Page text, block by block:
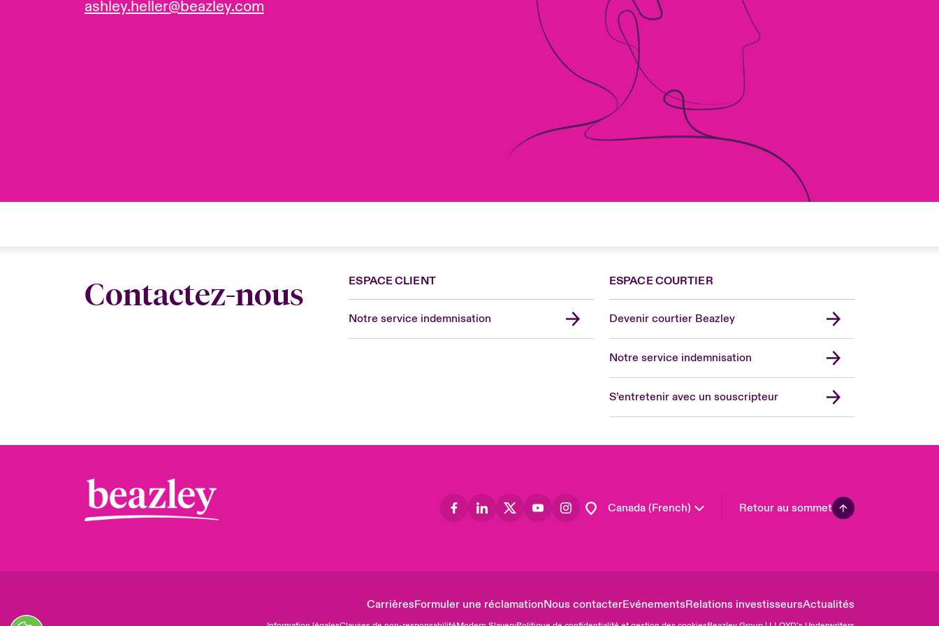
ashley.heller@beazley.com
Contactez-nous ESPACE CLIENT
Notre service indemnisation
ESPACE COURTIER
Devenir courtier Beazley
Notre service indemnisation
S’entretenir avec un souscripteur
Canada (French)
Canada (English)
Germany
London Market
Retour au sommet
CarrièresFormuler une réclamationNous contacterEvénementsRelations investisseursActualités